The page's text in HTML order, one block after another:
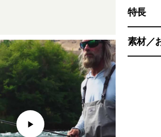
特長
素材／